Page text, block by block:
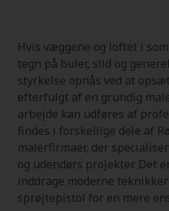
Hvis væggene og loftet i
tegn på buler, slid og
styrkelse opnås ved at
efterfulgt af en grundig
arbejde kan udføres af
findes i forskellige dele af
malerfirmaer, der
og udendørs projekter. Det
inddrage moderne
sprøjtepistol for en mere